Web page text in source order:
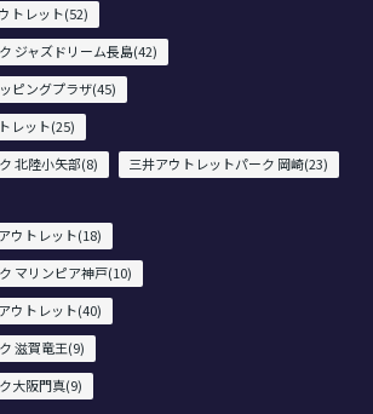
トレット(52)
ジャズドリーム長島(42)
ピングプラザ(45)
レット(25)
北陸小矢部(8)
三井アウトレットパーク 岡崎(23)
ウトレット(18)
マリンピア神戸(10)
ウトレット(40)
滋賀竜王(9)
大阪門真(9)